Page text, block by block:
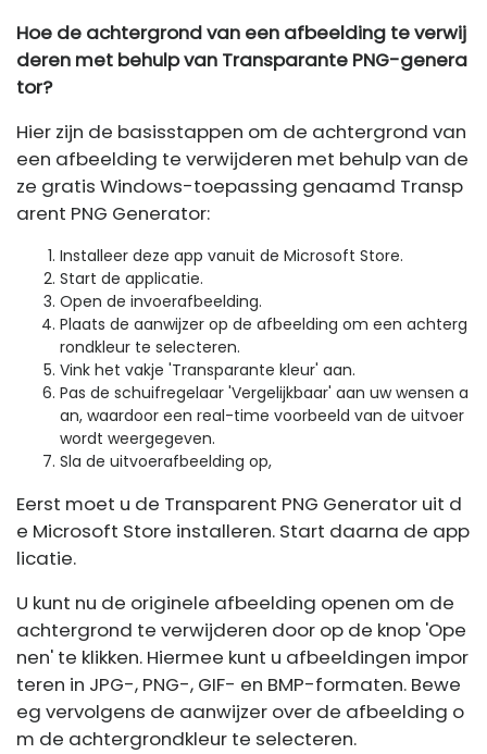
Hoe de achtergrond van een afbeelding te verwij
deren met behulp van Transparante PNG-genera
tor?
Hier zijn de basisstappen om de achtergrond van
een afbeelding te verwijderen met behulp van de
ze gratis Windows-toepassing genaamd Transp
arent PNG Generator:
Installeer deze app vanuit de Microsoft Store.
Start de applicatie.
Open de invoerafbeelding.
Plaats de aanwijzer op de afbeelding om een ​​achterg
rondkleur te selecteren.
Vink het vakje 'Transparante kleur' ​​aan.
Pas de schuifregelaar 'Vergelijkbaar' aan uw wensen a
an, waardoor een real-time voorbeeld van de uitvoer
wordt weergegeven.
Sla de uitvoerafbeelding op,
Eerst moet u de Transparent PNG Generator uit d
e Microsoft Store installeren. Start daarna de app
licatie.
U kunt nu de originele afbeelding openen om de
achtergrond te verwijderen door op de knop 'Ope
nen' te klikken. Hiermee kunt u afbeeldingen impor
teren in JPG-, PNG-, GIF- en BMP-formaten. Bewe
eg vervolgens de aanwijzer over de afbeelding o
m de achtergrondkleur te selecteren.